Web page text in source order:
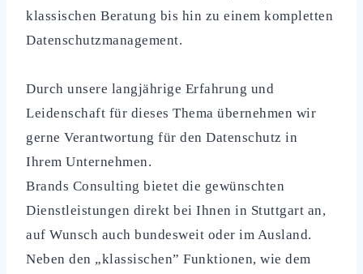
klassischen Beratung bis hin zu einem kompletten
Datenschutzmanagement.
Durch unsere langjährige Erfahrung und
Leidenschaft für dieses Thema übernehmen wir
gerne Verantwortung für den Datenschutz in
Ihrem Unternehmen.
Brands Consulting bietet die gewünschten
Dienstleistungen direkt bei Ihnen in Stuttgart an,
auf Wunsch auch bundesweit oder im Ausland.
Neben den „klassischen” Funktionen, wie dem